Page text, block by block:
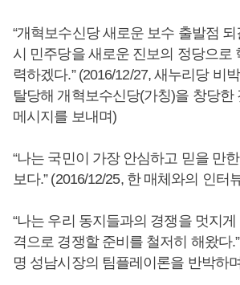
“개혁보수신당 새로운 보수 출발점 되
시 민주당을 새로운 진보의 정당으로
력하겠다.” (2016/12/27, 새누리당 비
탈당해 개혁보수신당(가칭)을 창당한
메시지를 보내며)
“나는 국민이 가장 안심하고 믿을 만
보다.” (2016/12/25, 한 매체와의 인터
“나는 우리 동지들과의 경쟁을 멋지
격으로 경쟁할 준비를 철저히 해왔다
명 성남시장의 팀플레이론을 반박하